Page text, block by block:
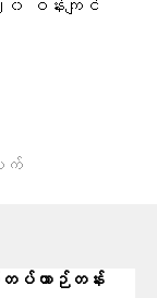
၀ ဝန်းကျင်
ါက်
တပ်ယာဉ်တန်း